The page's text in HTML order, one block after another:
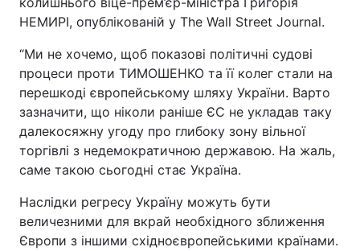
НЕМИРІ, опублікованій у The Wall Street Journal.
“Ми не хочемо, щоб показові політичні судові
процеси проти ТИМОШЕНКО та її колег стали на
перешкоді європейському шляху України. Варто
зазначити, що ніколи раніше ЄС не укладав таку
далекосяжну угоду про глибоку зону вільної
торгівлі з недемократичною державою. На жаль,
саме такою сьогодні стає Україна.
Наслідки регресу Україну можуть бути
величезними для вкрай необхідного зближення
Європи з іншими східноєвропейськими країнами.